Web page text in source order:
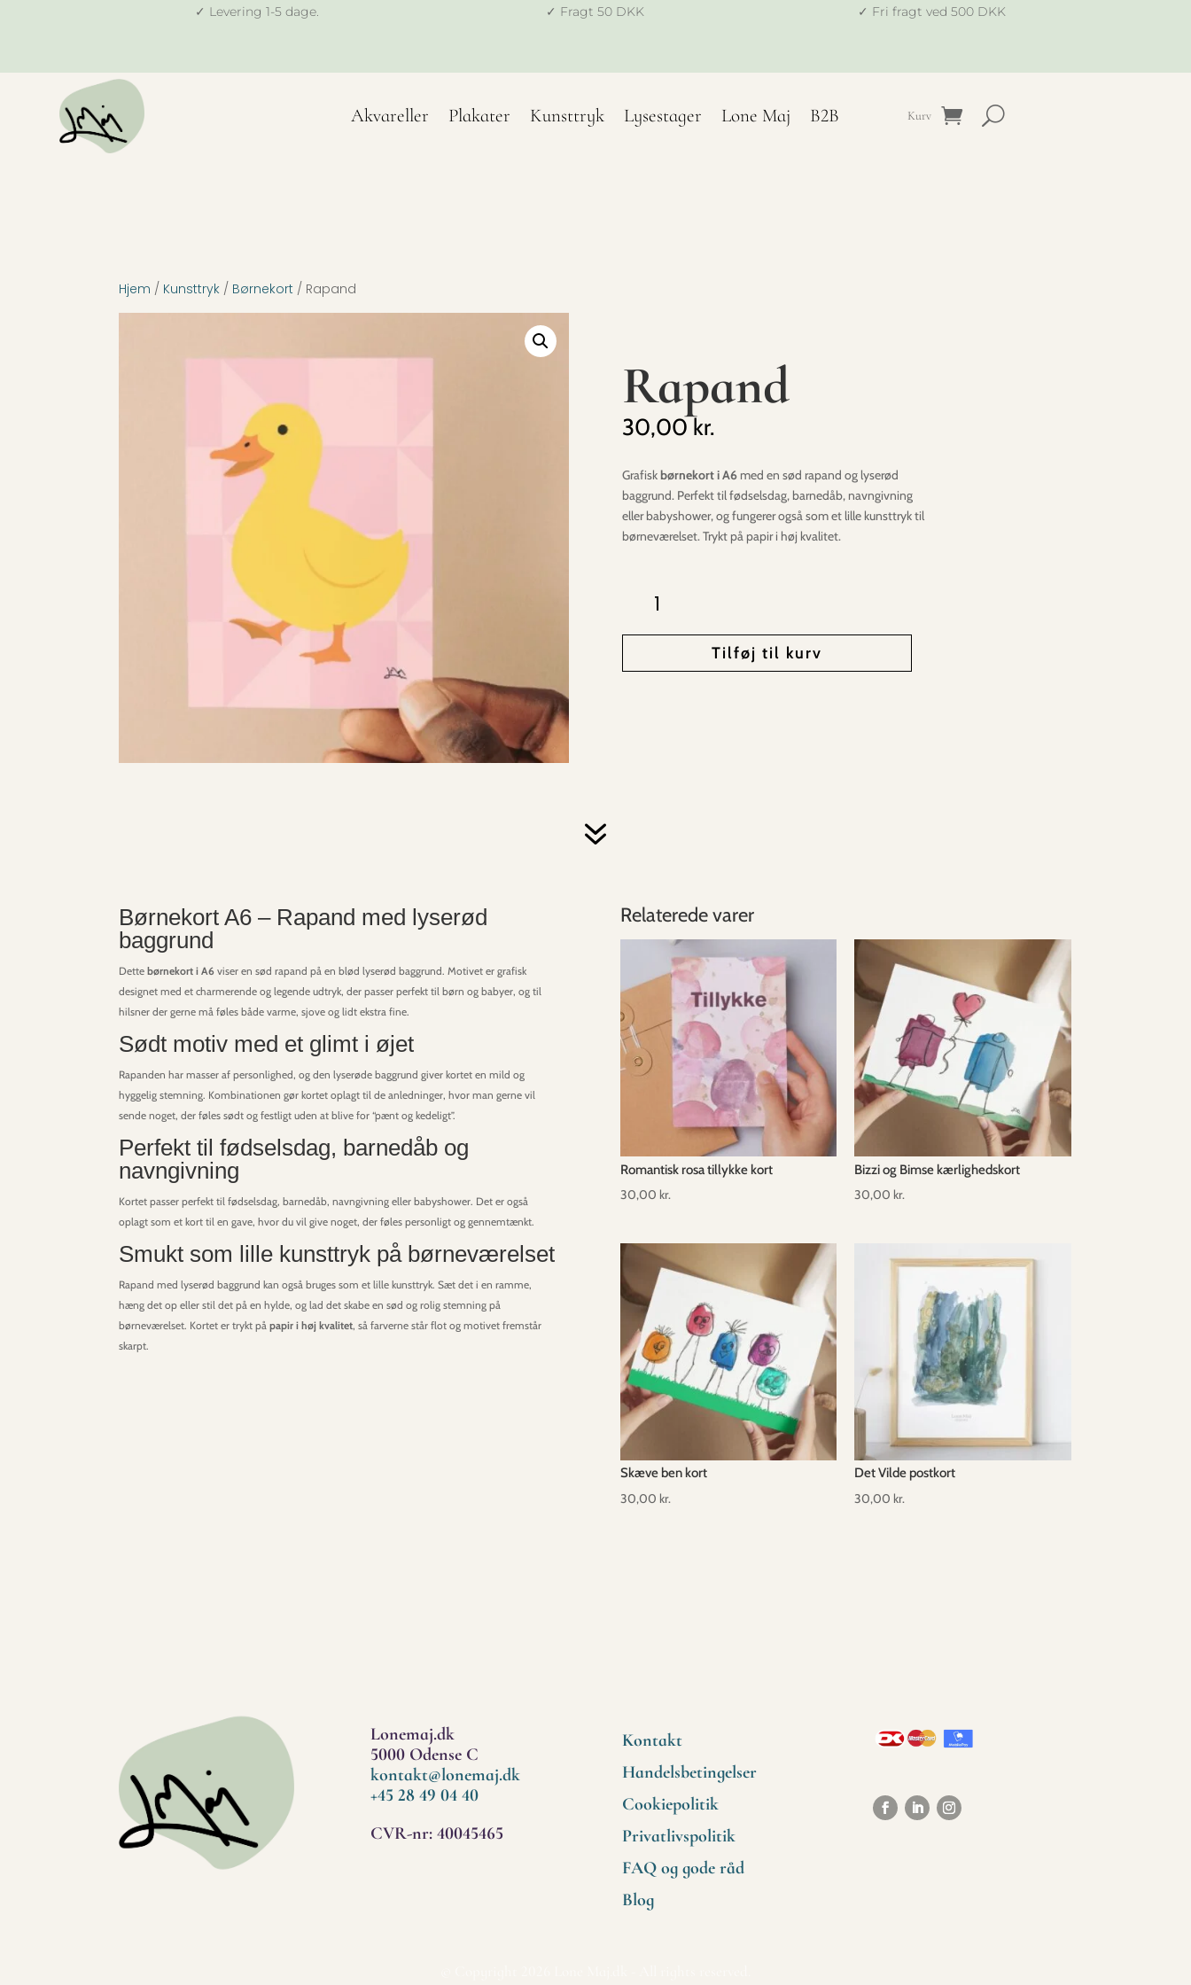
✓ Levering 1-5 dage. ✓ Fragt 50 DKK ✓ Fri fragt ved 500 DKK
Akvareller Plakater Kunsttryk Lysestager Lone Maj B2B Kurv
Hjem / Kunsttryk / Børnekort / Rapand
Rapand
30,00 kr.
Grafiskbørnekort i A6med en sød rapand og lyserød
baggrund. Perfekt til fødselsdag, barnedåb, navngivning
eller babyshower, og fungerer også som et lille kunsttryk til
børneværelset. Trykt på papir i høj kvalitet.
Tilføj til kurv
7
Børnekort A6 – Rapand med lyserød
baggrund
Dettebørnekort i A6 viser en sød rapand på en blød lyserød baggrund. Motivet er grafisk
designet med et charmerende og legende udtryk, der passer perfekt til børn og babyer, og til
hilsner der gerne må føles både varme, sjove og lidt ekstra fine.
Sødt motiv med et glimt i øjet
Rapanden har masser af personlighed, og den lyserøde baggrund giver kortet en mild og
hyggelig stemning. Kombinationen gør kortet oplagt til de anledninger, hvor man gerne vil
sende noget, der føles sødt og festligt uden at blive for “pænt og kedeligt”.
Perfekt til fødselsdag, barnedåb og
navngivning
Kortet passer perfekt til fødselsdag, barnedåb, navngivning eller babyshower. Det er også
oplagt som et kort til en gave, hvor du vil give noget, der føles personligt og gennemtænkt.
Smukt som lille kunsttryk på børneværelset
Rapand med lyserød baggrund kan også bruges som et lille kunsttryk. Sæt det i en ramme,
hæng det op eller stil det på en hylde, og lad det skabe en sød og rolig stemning på
børneværelset. Kortet er trykt påpapir i høj kvalitet, så farverne står flot og motivet fremstår
skarpt.
Relaterede varer
Romantisk rosa tillykke kort
30,00 kr.
Bizzi og Bimse kærlighedskort
30,00 kr.
Skæve ben kort
30,00 kr.
Det Vilde postkort
30,00 kr.
Lonemaj.dk
5000 Odense C
kontakt@lonemaj.dk
+45 28 49 04 40
CVR-nr: 40045465
Kontakt
Handelsbetingelser
Cookiepolitik
Privatlivspolitik
FAQ og gode råd
Blog